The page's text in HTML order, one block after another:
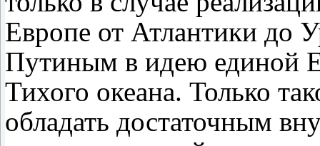
Европе от Атлантики до
Путиным в идею единой
Тихого океана. Только
обладать достаточным